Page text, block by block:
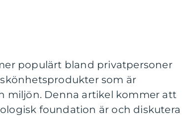
populärt bland privatpersoner
som är
miljön. Denna artikel kommer att
foundation är och diskutera